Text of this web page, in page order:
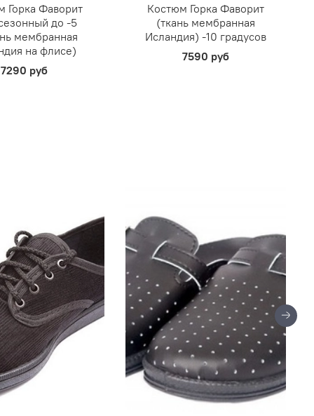
Горка Фаворит
до -5
мембранная
на флисе)
7290 руб
Костюм Горка Фаворит
(ткань мембранная
Исландия) -10 градусов
7590 руб